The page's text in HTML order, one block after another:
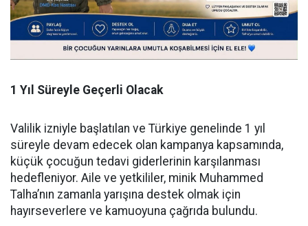
1 Yıl Süreyle Geçerli Olacak
Valilik izniyle başlatılan ve Türkiye genelinde 1 yıl
süreyle devam edecek olan kampanya kapsamında,
küçük çocuğun tedavi giderlerinin karşılanması
hedefleniyor. Aile ve yetkililer, minik Muhammed
Talha’nın zamanla yarışına destek olmak için
hayırseverlere ve kamuoyuna çağrıda bulundu.